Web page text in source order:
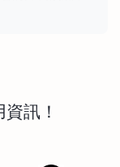
訊！